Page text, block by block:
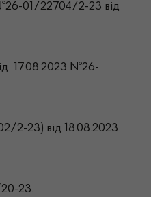
01/22704/2-23 від
17.08.2023 №26-
23) від 18.08.2023
23.